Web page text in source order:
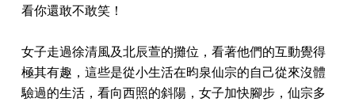
看你還敢不敢笑！
女子走過徐清風及北辰萱的攤位，看著他們的互動覺得
極其有趣，這些是從小生活在昀泉仙宗的自己從來沒體
驗過的生活，看向西照的斜陽，女子加快腳步，仙宗多